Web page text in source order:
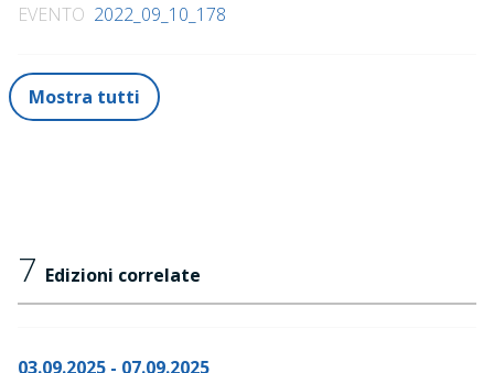
EVENTO 2022_09_10_178
Mostra tutti
7 Edizioni correlate
03.09.2025 - 07.09.2025